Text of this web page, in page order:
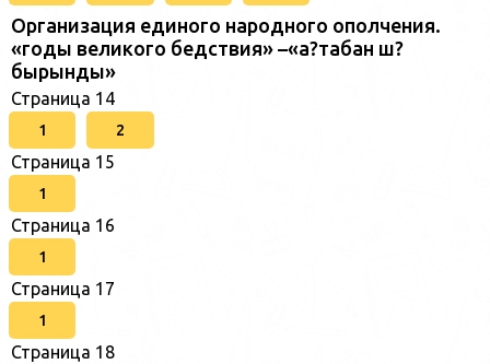
Организация единого народного ополчения.
«годы великого бедствия» –«а?табан ш?
бырынды»
Страница 14
1 2
Страница 15
1
Страница 16
1
Страница 17
1
Страница 18